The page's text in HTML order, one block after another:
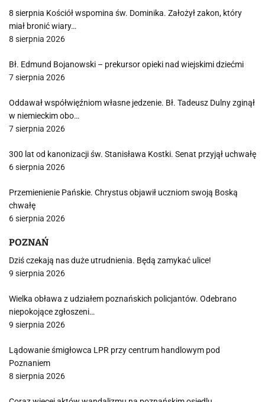
8 sierpnia Kościół wspomina św. Dominika. Założył zakon, który
miał bronić wiary…
8 sierpnia 2026
Bł. Edmund Bojanowski – prekursor opieki nad wiejskimi dziećmi
7 sierpnia 2026
Oddawał współwięźniom własne jedzenie. Bł. Tadeusz Dulny zginął
w niemieckim obo…
7 sierpnia 2026
300 lat od kanonizacji św. Stanisława Kostki. Senat przyjął uchwałę
6 sierpnia 2026
Przemienienie Pańskie. Chrystus objawił uczniom swoją Boską
chwałę
6 sierpnia 2026
POZNAŃ
Dziś czekają nas duże utrudnienia. Będą zamykać ulice!
9 sierpnia 2026
Wielka obława z udziałem poznańskich policjantów. Odebrano
niepokojące zgłoszeni…
9 sierpnia 2026
Lądowanie śmigłowca LPR przy centrum handlowym pod
Poznaniem
8 sierpnia 2026